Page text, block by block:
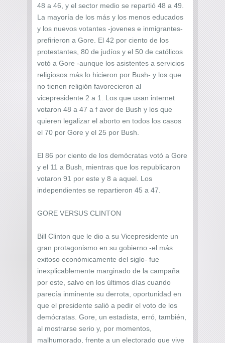
48 a 46, y el sector medio se repartió 48 a 49.
La mayoría de los más y los menos educados
y los nuevos votantes -jovenes e inmigrantes-
prefirieron a Gore. El 42 por ciento de los
protestantes, 80 de judíos y el 50 de católicos
votó a Gore -aunque los asistentes a servicios
religiosos más lo hicieron por Bush- y los que
no tienen religión favorecieron al
vicepresidente 2 a 1. Los que usan internet
votaron 48 a 47 a f avor de Bush y los que
quieren legalizar el aborto en todos los casos
el 70 por Gore y el 25 por Bush.
El 86 por ciento de los demócratas votó a Gore
y el 11 a Bush, mientras que los republicaron
votaron 91 por este y 8 a aquel. Los
independientes se repartieron 45 a 47.
GORE VERSUS CLINTON
Bill Clinton que le dio a su Vicepresidente un
gran protagonismo en su gobierno -el más
exitoso económicamente del siglo- fue
inexplicablemente marginado de la campaña
por este, salvo en los últimos días cuando
parecía inminente su derrota, oportunidad en
que el presidente salió a pedir el voto de los
demócratas. Gore, un estadista, erró, también,
al mostrarse serio y, por momentos,
malhumorado, frente a un electorado que vive